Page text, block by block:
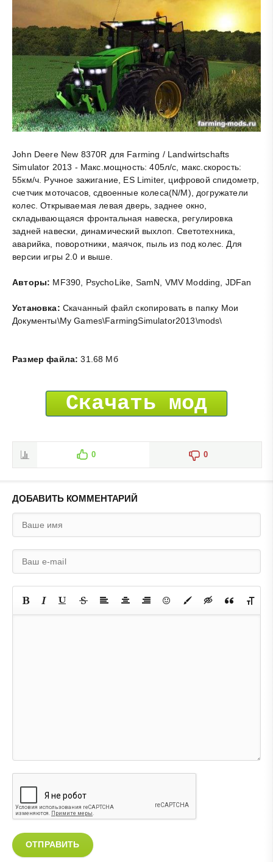
John Deere New 8370R для Farming / Landwirtschafts
Simulator 2013 - Макс.мощность: 405л/c, макс.скорость:
55км/ч. Ручное зажигание, ES Limiter, цифровой спидометр,
счетчик моточасов, сдвоенные колеса(N/M), догружатели
колес. Открываемая левая дверь, заднее окно,
складывающаяся фронтальная навеска, регулировка
задней навески, динамический выхлоп. Светотехника,
аварийка, поворотники, маячок, пыль из под колес. Для
версии игры 2.0 и выше.
Авторы: MF390, PsychoLike, SamN, VMV Modding, JDFan
Установка: Скачанный файл скопировать в папку Мои
Документы\My Games\FarmingSimulator2013\mods\
Размер файла: 31.68 Мб
Скачать мод
0 0
ДОБАВИТЬ КОММЕНТАРИЙ
ОТПРАВИТЬ